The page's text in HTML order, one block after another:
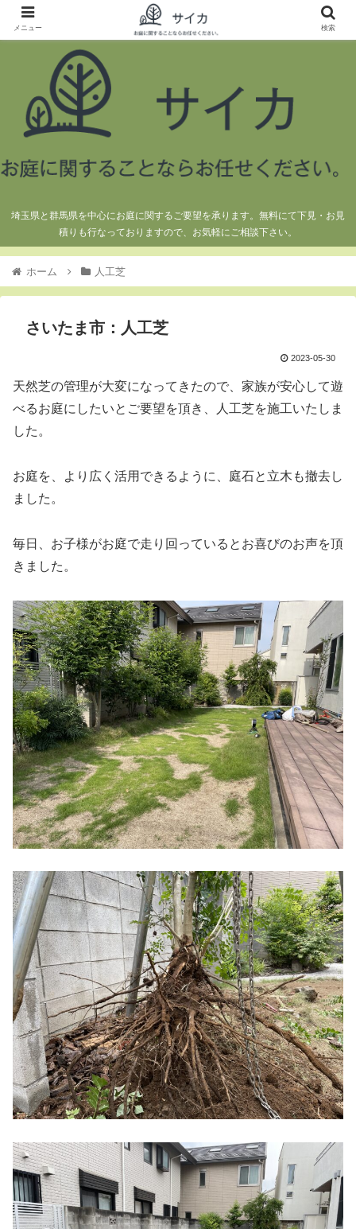
埼玉県と群馬県を中心にお庭に関するご要望を承ります。無料にて下見・お見
積りも行なっておりますので、お気軽にご相談下さい。
ホーム 人工芝
さいたま市：人工芝
2023-05-30
天然芝の管理が大変になってきたので、家族が安心して遊
べるお庭にしたいとご要望を頂き、人工芝を施工いたしま
した。
お庭を、より広く活用できるように、庭石と立木も撤去し
ました。
毎日、お子様がお庭で走り回っているとお喜びのお声を頂
きました。
メニュー 検索